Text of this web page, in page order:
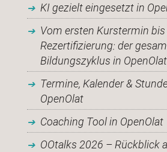
KI gezielt eingesetzt in
Vom ersten Kurstermin
Rezertifizierung: der
Bildungszyklus in OpenOlat
Termine, Kalender &
OpenOlat
Coaching Tool in OpenOlat
OOtalks 2026 – Rückblick